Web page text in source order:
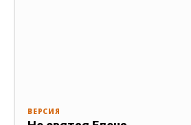
ВЕРСИЯ